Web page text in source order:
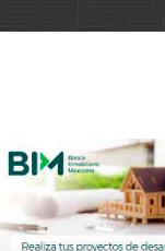
MOVILIDAD INTELIGENTE